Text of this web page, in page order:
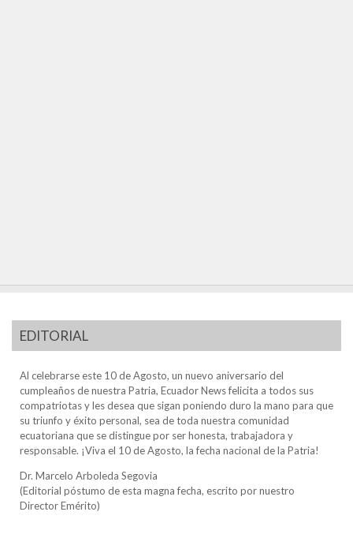
EDITORIAL
Al celebrarse este 10 de Agosto, un nuevo aniversario del
cumpleaños de nuestra Patria, Ecuador News felicita a todos sus
compatriotas y les desea que sigan poniendo duro la mano para que
su triunfo y éxito personal, sea de toda nuestra comunidad
ecuatoriana que se distingue por ser honesta, trabajadora y
responsable. ¡Viva el 10 de Agosto, la fecha nacional de la Patria!
Dr. Marcelo Arboleda Segovia
(Editorial póstumo de esta magna fecha, escrito por nuestro
Director Emérito)